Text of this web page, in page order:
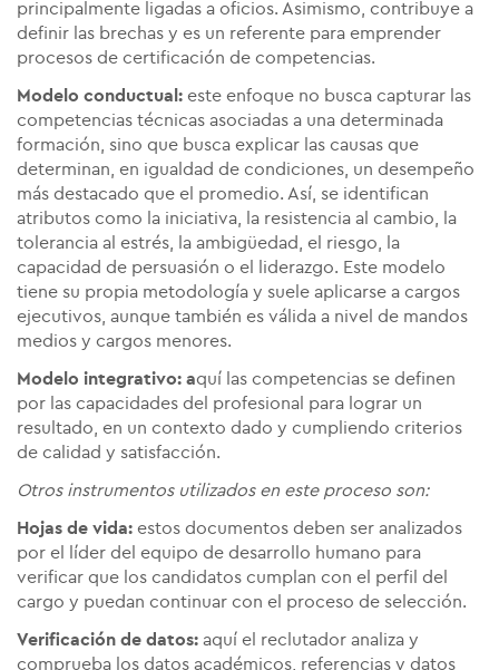
principalmente ligadas a oficios. Asimismo, contribuye a
definir las brechas y es un referente para emprender
procesos de certificación de competencias.
Modelo conductual: este enfoque no busca capturar las
competencias técnicas asociadas a una determinada
formación, sino que busca explicar las causas que
determinan, en igualdad de condiciones, un desempeño
más destacado que el promedio. Así, se identifican
atributos como la iniciativa, la resistencia al cambio, la
tolerancia al estrés, la ambigüedad, el riesgo, la
capacidad de persuasión o el liderazgo. Este modelo
tiene su propia metodología y suele aplicarse a cargos
ejecutivos, aunque también es válida a nivel de mandos
medios y cargos menores.
Modelo integrativo: aquí las competencias se definen
por las capacidades del profesional para lograr un
resultado, en un contexto dado y cumpliendo criterios
de calidad y satisfacción.
Otros instrumentos utilizados en este proceso son:
Hojas de vida: estos documentos deben ser analizados
por el líder del equipo de desarrollo humano para
verificar que los candidatos cumplan con el perfil del
cargo y puedan continuar con el proceso de selección.
Verificación de datos: aquí el reclutador analiza y
comprueba los datos académicos, referencias y datos